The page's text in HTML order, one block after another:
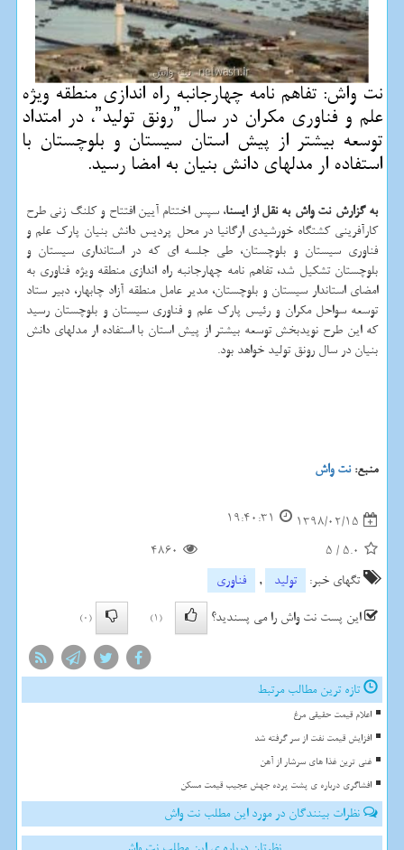
نت واش: تفاهم نامه چهارجانبه راه اندازی منطقه ویژه
علم و فناوری مكران در سال ˮرونق تولیدˮ، در امتداد
توسعه بیشتر از پیش استان سیستان و بلوچستان با
استفاده ار مدلهای دانش بنیان به امضا رسید.
به گزارش نت واش به نقل از ایسنا، سپس اختتام آیین افتتاح و كلنگ زنی طرح
كارآفرینی كشتگاه خورشیدی ارگانیا در محل پردیس دانش بنیان پارك علم و
فناوری سیستان و بلوچستان، طی جلسه ای كه در استانداری سیستان و
بلوچستان تشكیل شد، تفاهم نامه چهارجانبه راه اندازی منطقه ویژه فناوری به
امضای استاندار سیستان و بلوچستان، مدیر عامل منطقه آزاد چابهار، دبیر ستاد
توسعه سواحل مكران و رئیس پارك علم و فناوری سیستان و بلوچستان رسید
كه این طرح نویدبخش توسعه بیشتر از پیش استان با استفاده ار مدلهای دانش
بنیان در سال رونق تولید خواهد بود.
منبع:نت واش
1398/02/15
19:40:31
5.0
/
5
4860
تگهای خبر:
تولید ,
فناوری
این پست نت واش را می پسندید؟
(1)
(0)
تازه ترین مطالب مرتبط
اعلام قیمت حقیقی مرغ
افزایش قیمت نفت از سر گرفته شد
غنی ترین غذا های سرشار از آهن
افشاگری درباره ی پشت پرده جهش عجیب قیمت مسکن
نظرات بینندگان در مورد این مطلب نت واش